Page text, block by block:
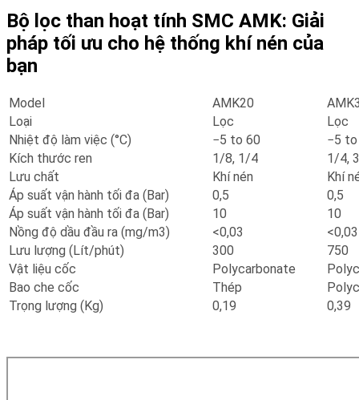
Bộ lọc than hoạt tính SMC AMK: Giải
pháp tối ưu cho hệ thống khí nén của
bạn
Model AMK20
Loại
Lọc
Lọc
Nhiệt độ làm việc (°C)
−5 to 60
−5
Kích thước ren
1/8, 1/4
1/4,
Lưu chất
Khí nén
Khí
Áp suất vận hành tối đa (Bar)
0,5
0,5
Áp suất vận hành tối đa (Bar)
10
10
Nồng độ dầu đầu ra (mg/m3)
<0,03
<0,03
Lưu lượng (Lít/phút)
300
750
Vật liệu cốc
Polycarbonate
Bao che cốc
Thép
Trọng lượng (Kg)
0,19 0,39